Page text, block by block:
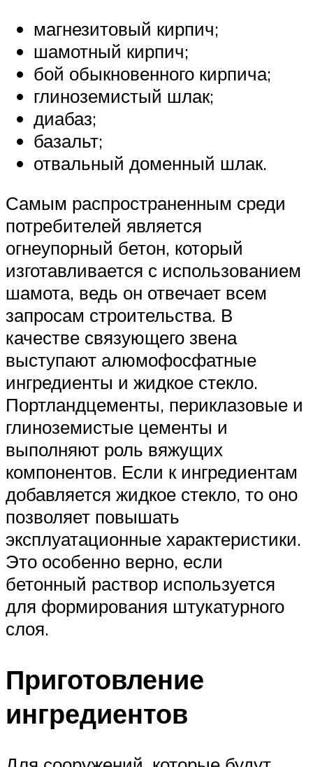
магнезитовый кирпич;
шамотный кирпич;
бой обыкновенного кирпича;
глиноземистый шлак;
диабаз;
базальт;
отвальный доменный шлак.
Самым распространенным среди
потребителей является
огнеупорный бетон, который
изготавливается с использованием
шамота, ведь он отвечает всем
запросам строительства. В
качестве связующего звена
выступают алюмофосфатные
ингредиенты и жидкое стекло.
Портландцементы, периклазовые и
глиноземистые цементы и
выполняют роль вяжущих
компонентов. Если к ингредиентам
добавляется жидкое стекло, то оно
позволяет повышать
эксплуатационные характеристики.
Это особенно верно, если
бетонный раствор используется
для формирования штукатурного
слоя.
Приготовление
ингредиентов